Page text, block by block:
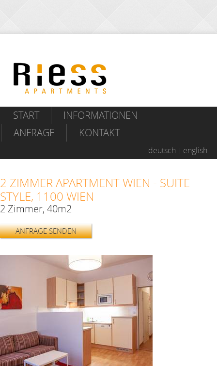
START
INFORMATIONEN
ANFRAGE
KONTAKT
deutsch english
2 ZIMMER APARTMENT WIEN - SUITE
STYLE, 1100 WIEN
2 Zimmer, 40m2
ANFRAGE SENDEN